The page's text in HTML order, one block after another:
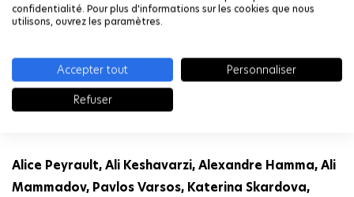
confidentialité. Pour plus d'informations sur les cookies que nous
utilisons, ouvrez les paramètres.
Accepter tout
Personnaliser
Refuser
En savoir plus sur le programme Postdoctoral
BME Conference Fellowships
Alice Peyrault, Ali Keshavarzi, Alexandre Hamma, Ali
Mammadov, Pavlos Varsos, Katerina Skardova,